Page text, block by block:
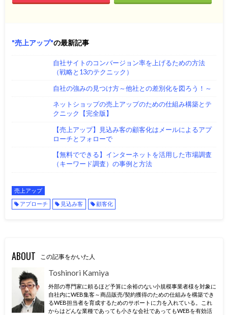
売上アップ の最新記事
自社サイトのコンバージョン率を上げるための方法
（戦略と13のテクニック）
自社の強みの見つけ方～他社との差別化を図ろう！～
ネットショップの売上アップのための仕組み構築とテ
クニック【完全版】
【売上アップ】見込み客の顧客化はメールによるアプ
ローチとフォローで
【無料でできる】インターネットを活用した市場調査
（キーワード調査）の事例と方法
売上アップ
アプローチ 見込み客 顧客化
ABOUT この記事をかいた人
Toshinori Kamiya
外部の専門家に頼るほど予算に余裕のない小規模事業者様を対象に
自社内にWEB集客～商品販売/契約獲得のための仕組みを構築でき
るWEB担当者を育成するためのサポートに力を入れている。これ
からはどんな業種であっても小さな会社であってもWEBを有効活